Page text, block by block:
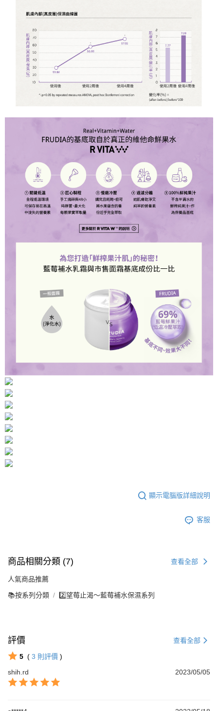
顯示電腦版詳細說明
客服
商品相關分類 (7) 查看全部
人氣商品推薦
📚按系列分類 2️⃣望莓止渴～藍莓補水保濕系列
評價 查看全部
5 ( 3 則評價 )
shih.rd
2023/05/05